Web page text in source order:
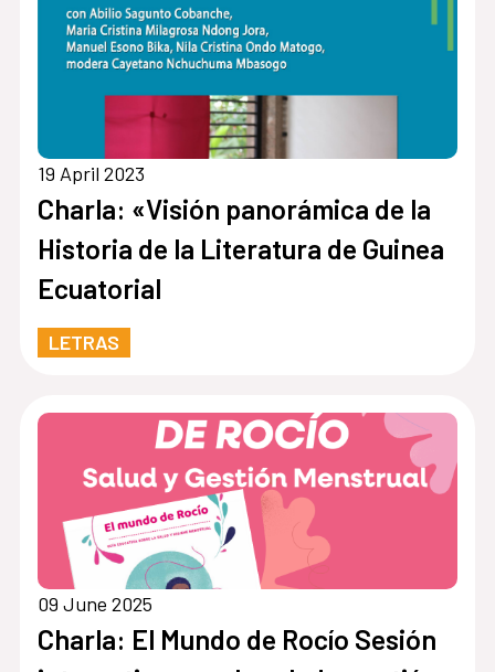
19 April 2023
Charla: «Visión panorámica de la
Historia de la Literatura de Guinea
Ecuatorial
LETRAS
09 June 2025
Charla: El Mundo de Rocío Sesión